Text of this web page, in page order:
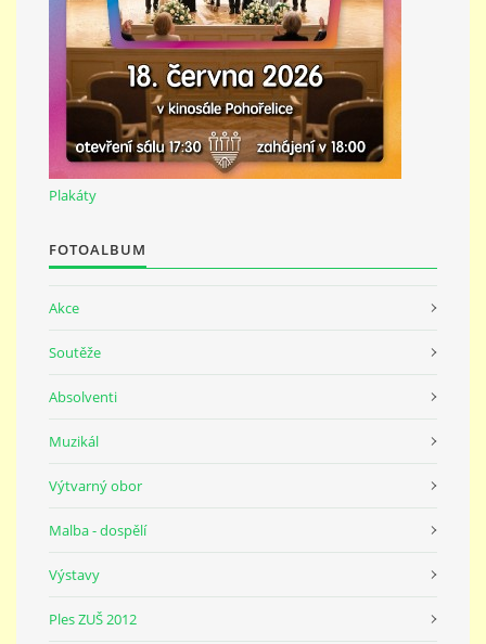
ZUŠ Pohořelice
Školní 462
Pohořelice
691 23
Plakáty
FOTOALBUM
Akce
Soutěže
Absolventi
Muzikál
Výtvarný obor
Malba - dospělí
Výstavy
Ples ZUŠ 2012